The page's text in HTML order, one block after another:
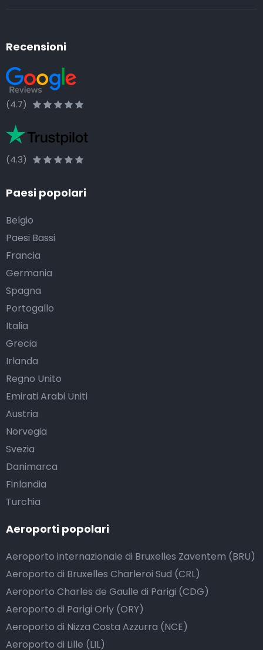
Recensioni
(4.7)
(4.3)
Paesi popolari
Belgio
Paesi Bassi
Francia
Germania
Spagna
Portogallo
Italia
Grecia
Irlanda
Regno Unito
Emirati Arabi Uniti
Austria
Norvegia
Svezia
Danimarca
Finlandia
Turchia
Aeroporti popolari
Aeroporto internazionale di Bruxelles Zaventem (BRU)
Aeroporto di Bruxelles Charleroi Sud (CRL)
Aeroporto Charles de Gaulle di Parigi (CDG)
Aeroporto di Parigi Orly (ORY)
Aeroporto di Nizza Costa Azzurra (NCE)
Aeroporto di Lille (LIL)